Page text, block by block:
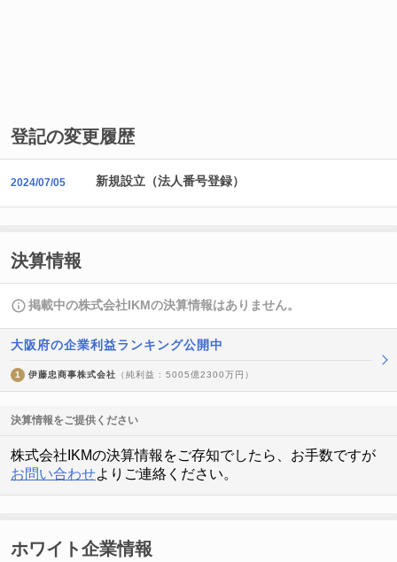
登記の変更履歴
2024/07/05 新規設立（法人番号登録）
決算情報
掲載中の株式会社IKMの決算情報はありません。
大阪府の企業利益ランキング公開中
1 伊藤忠商事株式会社 （純利益 : 5005億2300万円）
決算情報をご提供ください
株式会社IKMの決算情報をご存知でしたら、お手数ですが
お問い合わせよりご連絡ください。
ホワイト企業情報